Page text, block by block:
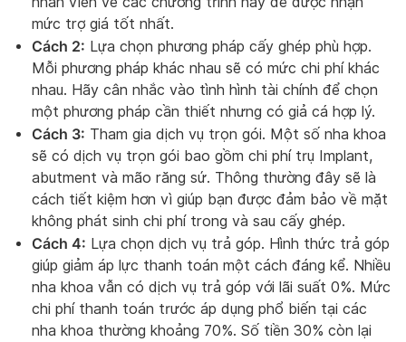
mức trợ giá tốt nhất.
Cách 2: Lựa chọn phương pháp cấy ghép phù hợp.
Mỗi phương pháp khác nhau sẽ có mức chi phí khác
nhau. Hãy cân nhắc vào tình hình tài chính để chọn
một phương pháp cần thiết nhưng có giả cá hợp lý.
Cách 3: Tham gia dịch vụ trọn gói. Một số nha khoa
sẽ có dịch vụ trọn gói bao gồm chi phí trụ Implant,
abutment và mão răng sứ. Thông thường đây sẽ là
cách tiết kiệm hơn vì giúp bạn được đảm bảo về mặt
không phát sinh chi phí trong và sau cấy ghép.
Cách 4: Lựa chọn dịch vụ trả góp. Hình thức trả góp
giúp giảm áp lực thanh toán một cách đáng kể. Nhiều
nha khoa vẫn có dịch vụ trả góp với lãi suất 0%. Mức
chi phí thanh toán trước áp dụng phổ biến tại các
nha khoa thường khoảng 70%. Số tiền 30% còn lại